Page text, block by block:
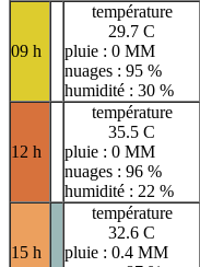
09 h
température
29.7 C
pluie : 0 MM
nuages : 95 %
humidité : 30 %
12 h
température
35.5 C
pluie : 0 MM
nuages : 96 %
humidité : 22 %
15 h
température
32.6 C
pluie : 0.4 MM